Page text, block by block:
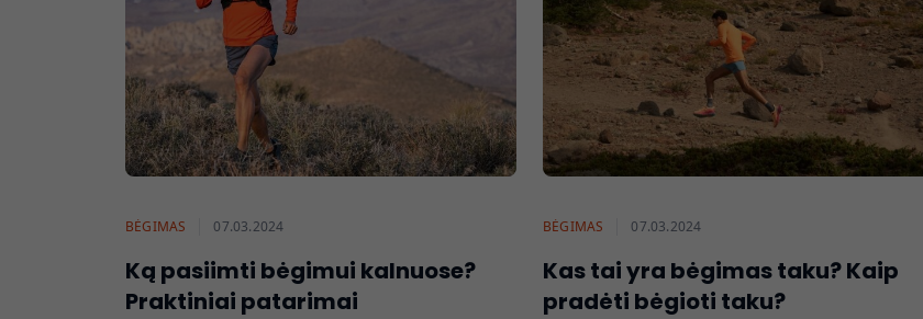
BĖGIMAS 07.03.2024
Ką pasiimti bėgimui kalnuose?
Praktiniai patarimai
BĖGIMAS 07.03.2024
Kas tai yra bėgimas taku? Kaip
pradėti bėgioti taku?